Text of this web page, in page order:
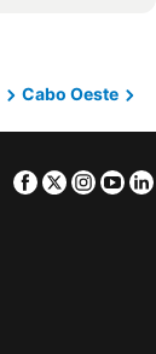
Cabo Oeste
Facebook
Twitter